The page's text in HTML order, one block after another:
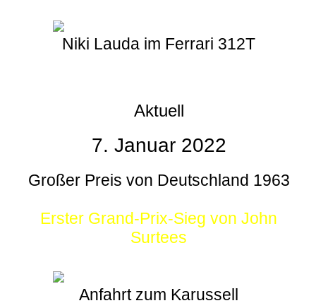
Niki Lauda im Ferrari 312T
Aktuell
7. Januar 2022
Großer Preis von Deutschland 1963
Erster Grand-Prix-Sieg von John
Surtees
Anfahrt zum Karussell